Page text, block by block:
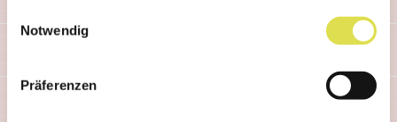
Notwendig
Präferenzen
Was ist Gentechnik? Alle Artikel
Bakterien
und Viren als Hilfsmittel der Gentechnik